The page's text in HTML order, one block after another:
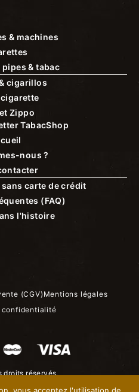
& machines
& tabac
cigarillos
Zippo
TabacShop
nous ?
carte de crédit
(FAQ)
l'histoire
(CGV) Mentions légales
confidentialité
droits réservés.